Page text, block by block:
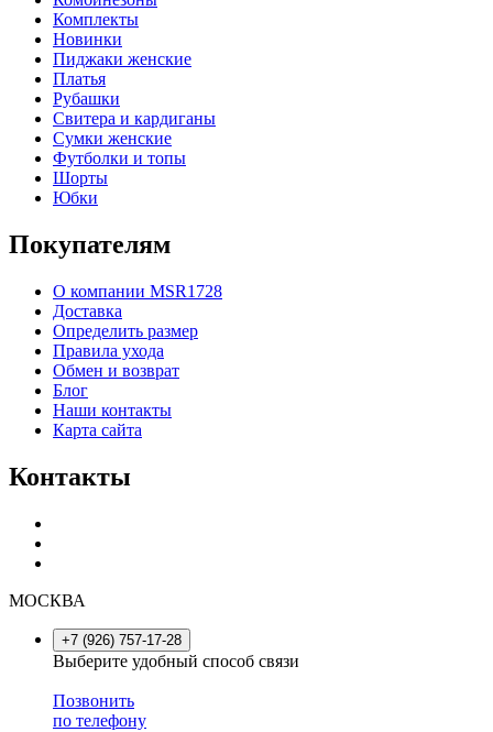
Комплекты
Новинки
Пиджаки женские
Платья
Рубашки
Свитера и кардиганы
Сумки женские
Футболки и топы
Шорты
Юбки
Покупателям
О компании MSR1728
Доставка
Определить размер
Правила ухода
Обмен и возврат
Блог
Наши контакты
Карта сайта
Контакты
МОСКВА
+7 (926) 757-17-28
Выберите удобный способ связи
Позвонить
по телефону